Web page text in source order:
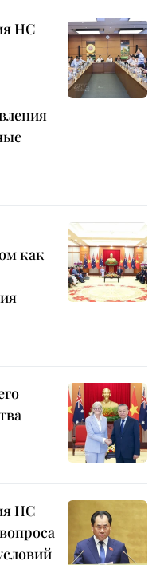
НС
как
НС